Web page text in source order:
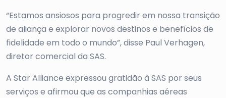
“Estamos ansiosos para progredir em nossa transição
de aliança e explorar novos destinos e benefícios de
fidelidade em todo o mundo”, disse Paul Verhagen,
diretor comercial da SAS.
A Star Alliance expressou gratidão à SAS por seus
serviços e afirmou que as companhias aéreas